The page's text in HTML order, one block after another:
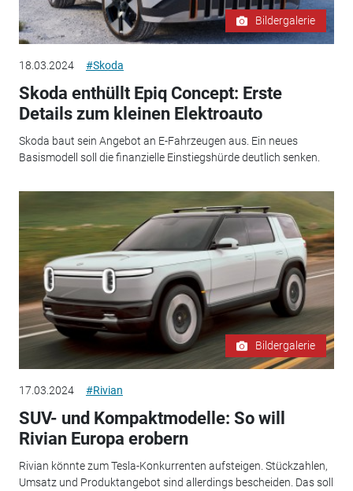
Bildergalerie
18.03.2024 #Skoda
Skoda enthüllt Epiq Concept: Erste
Details zum kleinen Elektroauto
Skoda baut sein Angebot an E-Fahrzeugen aus. Ein neues
Basismodell soll die finanzielle Einstiegshürde deutlich senken.
Bildergalerie
17.03.2024 #Rivian
SUV- und Kompaktmodelle: So will
Rivian Europa erobern
Rivian könnte zum Tesla-Konkurrenten aufsteigen. Stückzahlen,
Umsatz und Produktangebot sind allerdings bescheiden. Das soll